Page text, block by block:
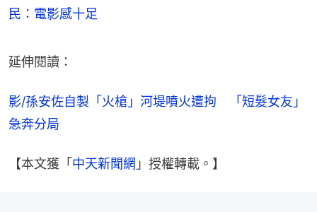
民：電影感十足
延伸閱讀：
影/孫安佐自製「火槍」河堤噴火遭拘　「短髮女友」
急奔分局
【本文獲「 中天新聞網 」授權轉載。】